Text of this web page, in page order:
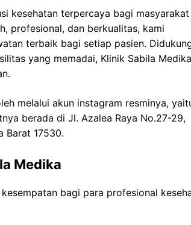
kesehatan terpercaya bagi
profesional, dan berkualitas, kami
terbaik bagi setiap pasien.
yang memadai, Klinik Sabila
melalui akun instagram resminya,
berada di Jl. Azalea Raya No.27-29,
Barat 17530.
Medika
bagi para profesional